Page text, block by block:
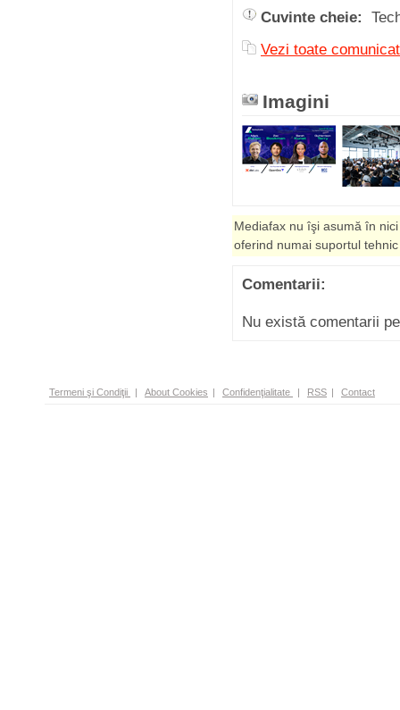
Cuvinte cheie:
Vezi toate
Imagini
Mediafax nu îşi asumă în
oferind numai suportul
Comentarii:
Nu există comentarii
Termeni şi Condiţii | About Cookies | Confidenţialitate | RSS | Contact